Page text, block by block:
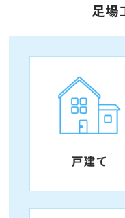
足場